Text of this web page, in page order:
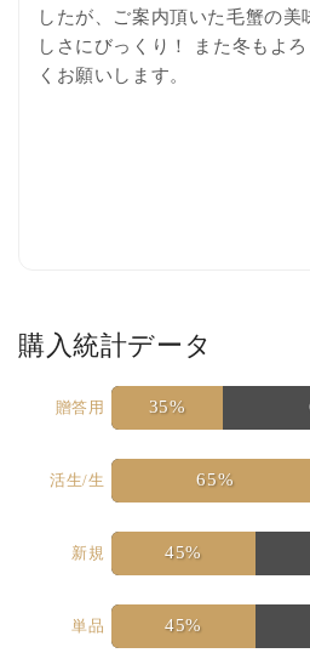
したが、ご案内頂いた毛蟹の美
しさにびっくり！ また冬もよろ
くお願いします。
購入統計データ
贈答用 35%
活生/生 65%
新規 45%
単品 45%